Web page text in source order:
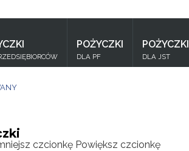
na stronie
POŻYCZKI
DLA PF
POŻYCZKI
DLA JST
czcionkę Powiększ czcionkę